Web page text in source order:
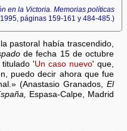
en la Victoria. Memorias políticas
páginas 159-161 y 484-485.)
pastoral había trascendido,
de fecha 15 de octubre
'Un caso nuevo' que,
puedo decir ahora que fue
(Anastasio Granados,El
Espasa-Calpe, Madrid